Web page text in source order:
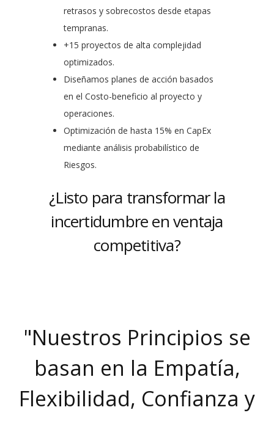
retrasos y sobrecostos desde etapas
tempranas.
+15 proyectos de alta complejidad
optimizados.
Diseñamos planes de acción basados
en el Costo-beneficio al proyecto y
operaciones.
Optimización de hasta 15% en CapEx
mediante análisis probabilístico de
Riesgos.
¿Listo para transformar la
incertidumbre en ventaja
competitiva?
"Nuestros Principios se
basan en la Empatía,
Flexibilidad, Confianza y